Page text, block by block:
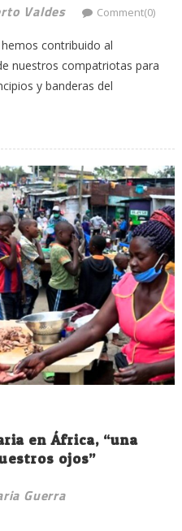
Valdes Comment(0)
contribuido al
nuestros compatriotas para
y banderas del
en África, “una
ojos”
Guerra